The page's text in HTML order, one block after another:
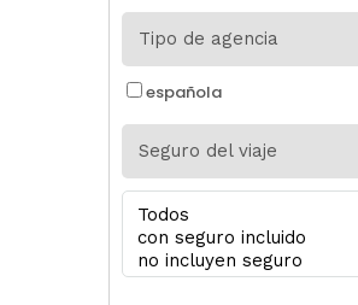
Tipo de agencia
española
Seguro del viaje